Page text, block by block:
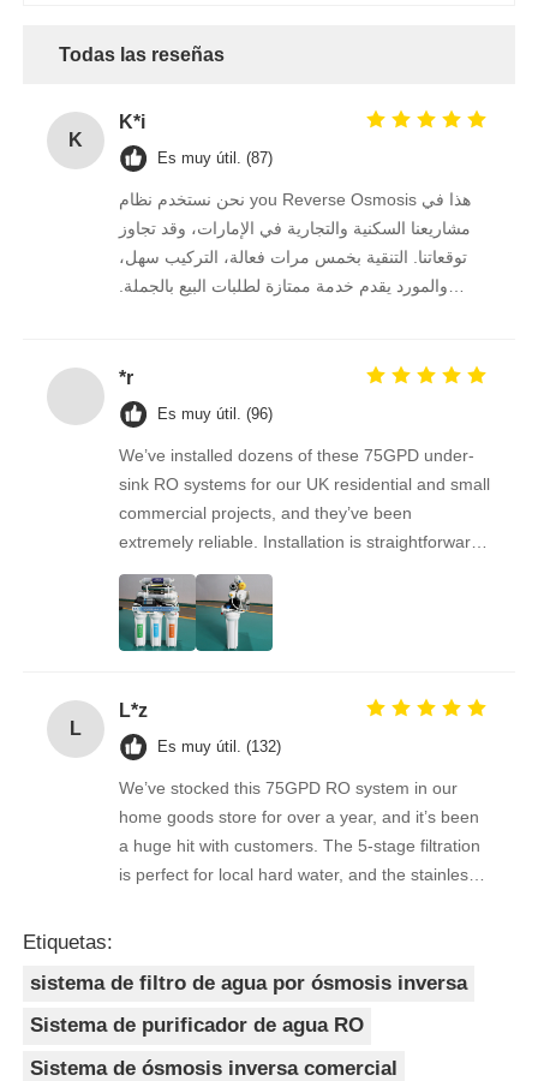
Todas las reseñas
K
K*i
Es muy útil. (87)
نحن نستخدم نظام you Reverse Osmosis هذا في
مشاريعنا السكنية والتجارية في الإمارات، وقد تجاوز
توقعاتنا. التنقية بخمس مرات فعالة، التركيب سهل،
والمورد يقدم خدمة ممتازة لطلبات البيع بالجملة.
*r
Es muy útil. (96)
We’ve installed dozens of these 75GPD under-
sink RO systems for our UK residential and small
commercial projects, and they’ve been
extremely reliable. Installation is straightforward,
the filters are easy to replace, and the water
quality feedback from clients has been
overwhelmingly positive. The supplier is great to
work with — orders arrive on time, packaging is
consistent. As a repeat buyer, we couldn’t be
happier with both the product and the service.
L
L*z
Es muy útil. (132)
We’ve stocked this 75GPD RO system in our
home goods store for over a year, and it’s been
a huge hit with customers. The 5-stage filtration
is perfect for local hard water, and the stainless
complaints from customers, and very few
returns. Great product to carry!
Etiquetas:
sistema de filtro de agua por ósmosis inversa
Sistema de purificador de agua RO
Sistema de ósmosis inversa comercial